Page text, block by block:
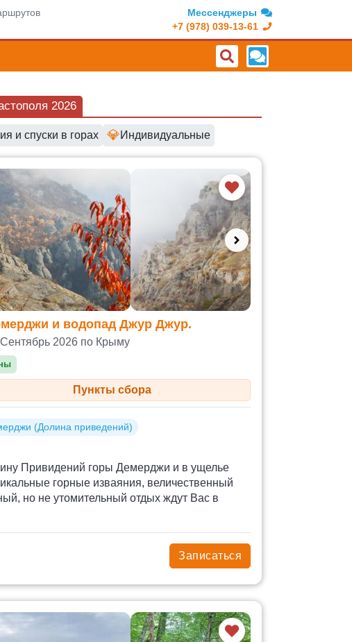
Мессенджеры
+7 (978) 039-13-61
2026
и спуски в горах 💎Индивидуальные
и водопад Джур Джур.
Сентябрь 2026 по Крыму
Пункты сбора
(Долина приведений)
Привидений горы Демерджи и в ущелье
горные изваяния, величественный
но не утомительный отдых ждут Вас в
Записаться